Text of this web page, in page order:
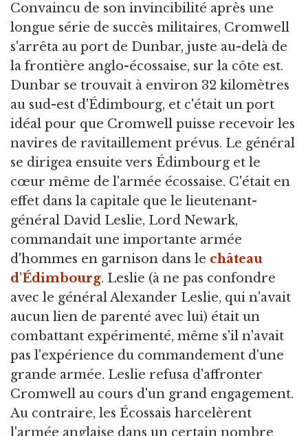
Convaincu de son invincibilité après une
longue série de succès militaires, Cromwell
s'arrêta au port de Dunbar, juste au-delà de
la frontière anglo-écossaise, sur la côte est.
Dunbar se trouvait à environ 32 kilomètres
au sud-est d'Édimbourg, et c'était un port
idéal pour que Cromwell puisse recevoir les
navires de ravitaillement prévus. Le général
se dirigea ensuite vers Édimbourg et le
cœur même de l'armée écossaise. C'était en
effet dans la capitale que le lieutenant-
général David Leslie, Lord Newark,
commandait une importante armée
d'hommes en garnison dans le château
d'Édimbourg. Leslie (à ne pas confondre
avec le général Alexander Leslie, qui n'avait
aucun lien de parenté avec lui) était un
combattant expérimenté, même s'il n'avait
pas l'expérience du commandement d'une
grande armée. Leslie refusa d'affronter
Cromwell au cours d'un grand engagement.
Au contraire, les Écossais harcelèrent
l'armée anglaise dans un certain nombre